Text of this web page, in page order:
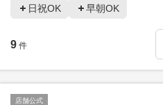
日祝OK 早朝OK
9 件
店舗公式